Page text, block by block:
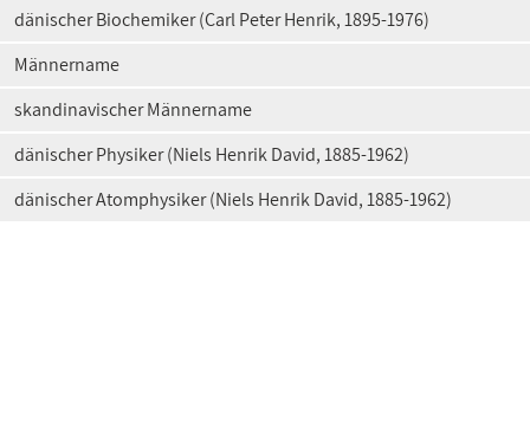
dänischer Biochemiker (Carl Peter Henrik, 1895-1976)
Männername
skandinavischer Männername
dänischer Physiker (Niels Henrik David, 1885-1962)
dänischer Atomphysiker (Niels Henrik David, 1885-1962)